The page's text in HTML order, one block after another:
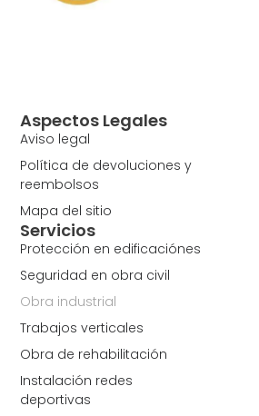
Aspectos Legales
Aviso legal
Política de devoluciones y
reembolsos
Mapa del sitio
Servicios
Protección en edificaciónes
Seguridad en obra civil
Obra industrial
Trabajos verticales
Obra de rehabilitación
Instalación redes
deportivas